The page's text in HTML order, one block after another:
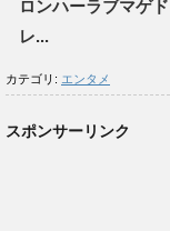
ロンハーラブマゲ
レ...
カテゴリ: エンタメ
スポンサーリンク